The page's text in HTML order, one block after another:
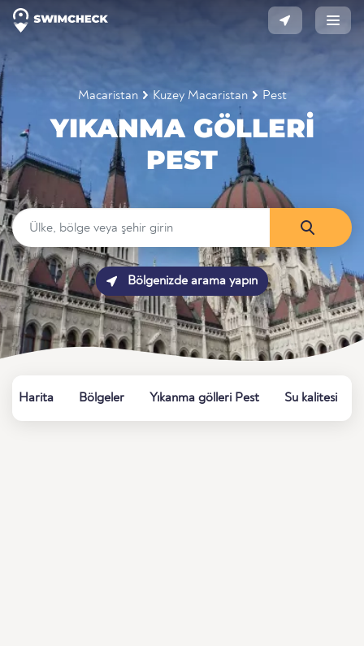
Macaristan Kuzey Macaristan Pest
YIKANMA GÖLLERI
PEST
Bölgenizde arama yapın
Harita Bölgeler Yıkanma gölleri Pest Su kalitesi